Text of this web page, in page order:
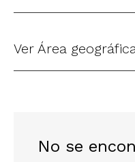
Ver Área
No se